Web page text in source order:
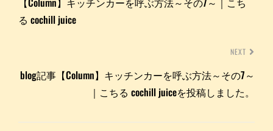
る cochill juice
NEXT
blog記事【Column】キッチンカーを呼ぶ方法～その7～
｜こちる cochill juiceを投稿しました。